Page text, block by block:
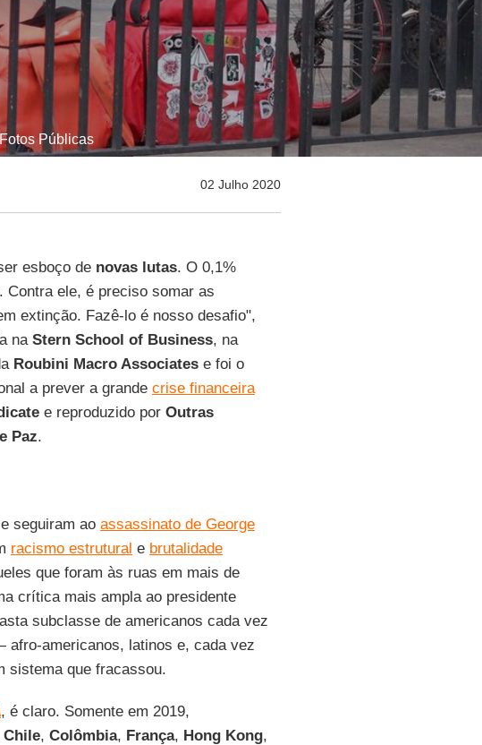
Públicas
02 Julho 2020
esboço de novas lutas. O 0,1%
ele, é preciso somar as
extinção. Fazê-lo é nosso desafio",
na Stern School of Business, na
Roubini Macro Associatese foi o
a prever a grande crise financeira
e reproduzido por Outras
Paz.
seguiram ao assassinato de George
racismo estrutural e brutalidade
que foram às ruas em mais de
crítica mais ampla ao presidente
subclasse de americanos cada vez
americanos, latinos e, cada vez
sistema que fracassou.
, é claro. Somente em 2019,
Chile, Colômbia, França, Hong Kong,